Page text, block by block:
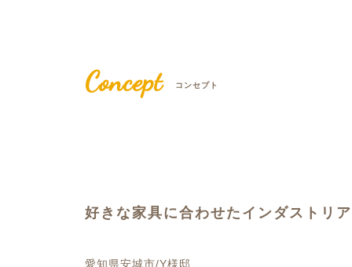
Concept コンセプト
好きな家具に合わせたインダストリ
愛知県安城市/Y様邸